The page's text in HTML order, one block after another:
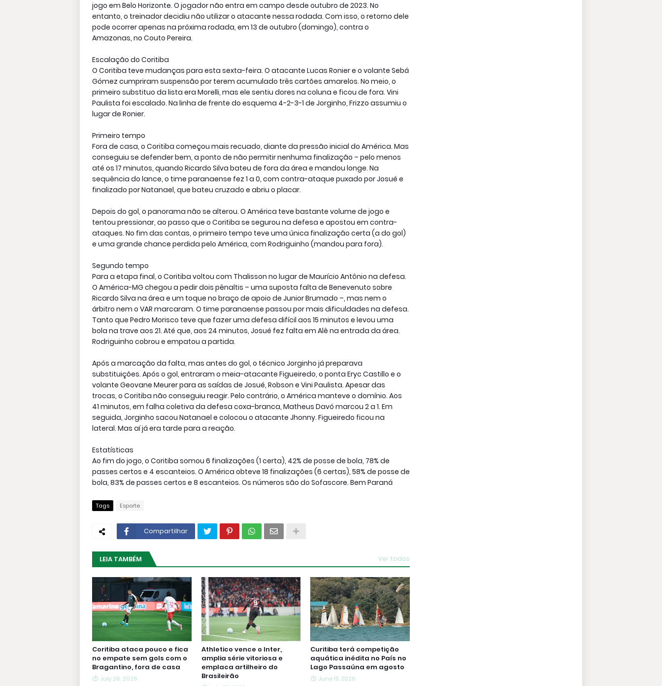
jogo em Belo Horizonte. O jogador não entra em campo desde outubro de 2023. No
entanto, o treinador decidiu não utilizar o atacante nessa rodada. Com isso, o retorno dele
pode ocorrer apenas na próxima rodada, em 13 de outubro (domingo), contra o
Amazonas, no Couto Pereira.
Escalação do Coritiba
O Coritiba teve mudanças para esta sexta-feira. O atacante Lucas Ronier e o volante Sebá
Gómez cumpriram suspensão por terem acumulado três cartões amarelos. No meio, o
primeiro substituo da lista era Morelli, mas ele sentiu dores na coluna e ficou de fora. Vini
Paulista foi escalado. Na linha de frente do esquema 4-2-3-1 de Jorginho, Frizzo assumiu o
lugar de Ronier.
Primeiro tempo
Fora de casa, o Coritiba começou mais recuado, diante da pressão inicial do América. Mas
conseguiu se defender bem, a ponto de não permitir nenhuma finalização – pelo menos
até os 17 minutos, quando Ricardo Silva bateu de fora da área e mandou longe. Na
sequência do lance, o time paranaense fez 1 a 0, com contra-ataque puxado por Josué e
finalizado por Natanael, que bateu cruzado e abriu o placar.
Depois do gol, o panorama não se alterou. O América teve bastante volume de jogo e
tentou pressionar, ao passo que o Coritiba se segurou na defesa e apostou em contra-
ataques. No fim das contas, o primeiro tempo teve uma única finalização certa (a do gol)
e uma grande chance perdida pelo América, com Rodriguinho (mandou para fora).
Segundo tempo
Para a etapa final, o Coritiba voltou com Thalisson no lugar de Maurício Antônio na defesa.
O América-MG chegou a pedir dois pênaltis – uma suposta falta de Benevenuto sobre
Ricardo Silva na área e um toque no braço de apoio de Junior Brumado –, mas nem o
árbitro nem o VAR marcaram. O time paranaense passou por mais dificuldades na defesa.
Tanto que Pedro Morisco teve que fazer uma defesa difícil aos 15 minutos e levou uma
bola na trave aos 21. Até que, aos 24 minutos, Josué fez falta em Alê na entrada da área.
Rodriguinho cobrou e empatou a partida.
Após a marcação da falta, mas antes do gol, o técnico Jorginho já preparava
substituições. Após o gol, entraram o meia-atacante Figueiredo, o ponta Eryc Castillo e o
volante Geovane Meurer para as saídas de Josué, Robson e Vini Paulista. Apesar das
trocas, o Coritiba não conseguiu reagir. Pelo contrário, o América manteve o domínio. Aos
41 minutos, em falha coletiva da defesa coxa-branca, Matheus Davó marcou 2 a 1. Em
seguida, Jorginho sacou Natanael e colocou o atacante Jhonny. Figueiredo ficou na
lateral. Mas aí já era tarde para a reação.
Estatísticas
Ao fim do jogo, o Coritiba somou 6 finalizações (1 certa), 42% de posse de bola, 78% de
passes certos e 4 escanteios. O América obteve 18 finalizações (6 certas), 58% de posse de
bola, 83% de passes certos e 8 escanteios. Os números são do Sofascore. Bem Paraná
Tags Esporte
Compartilhar
LEIA TAMBÉM Ver todos
Coritiba ataca pouco e fica
no empate sem gols com o
Bragantino, fora de casa
July 26, 2026
Athletico vence o Inter,
amplia série vitoriosa e
emplaca artilheiro do
Brasileirão
Curitiba terá competição
aquática inédita no País no
Lago Passaúna em agosto
June 15, 2026